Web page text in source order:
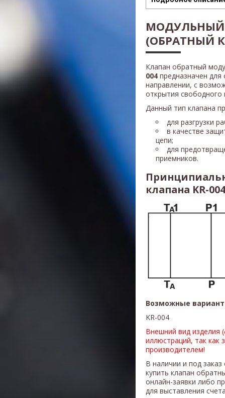
(ОБРАТНЫЙ
Клапан обратный
004 предназначен
направлении, с
открытия
Данный тип клапана
для разгрузки
в качестве
цепи;
для
приемников.
клапана KR-004
Возможные
KR-004
Внешний вид изделия
иллюстраций, так как
производителем!
В наличии и под
купить клапан
онлайн-заявки либо
для выставления